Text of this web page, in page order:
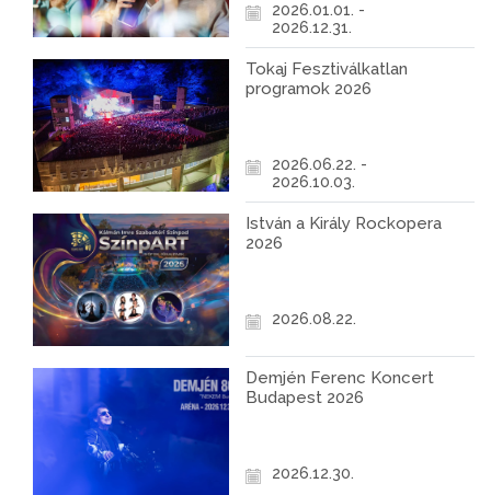
2026.01.01. -
2026.12.31.
Tokaj Fesztiválkatlan
programok 2026
2026.06.22. -
2026.10.03.
István a Király Rockopera
2026
2026.08.22.
Demjén Ferenc Koncert
Budapest 2026
2026.12.30.